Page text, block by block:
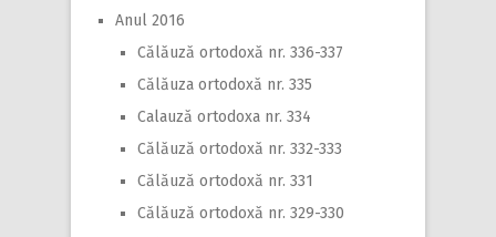
Anul 2016
Călăuză ortodoxă nr. 336-337
Călăuza ortodoxă nr. 335
Calauză ortodoxa nr. 334
Călăuză ortodoxă nr. 332-333
Călăuză ortodoxă nr. 331
Călăuză ortodoxă nr. 329-330